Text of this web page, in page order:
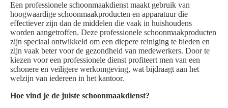
Een professionele schoonmaakdienst maakt gebruik van
hoogwaardige schoonmaakproducten en apparatuur die
effectiever zijn dan de middelen die vaak in huishoudens
worden aangetroffen. Deze professionele schoonmaakproducten
zijn speciaal ontwikkeld om een diepere reiniging te bieden en
zijn vaak beter voor de gezondheid van medewerkers. Door te
kiezen voor een professionele dienst profiteert men van een
schonere en veiligere werkomgeving, wat bijdraagt aan het
welzijn van iedereen in het kantoor.
Hoe vind je de juiste schoonmaakdienst?